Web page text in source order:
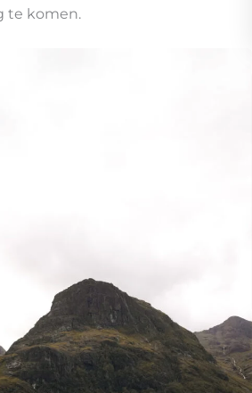
te komen.